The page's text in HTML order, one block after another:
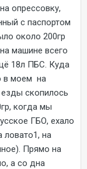
опрессовку,
с паспортом
около 200гр
машине всего
18л ПБС. Куда
в моем на
скопилось
когда мы
ГБО, ехало
ловато1, на
Прямо на
а со дна